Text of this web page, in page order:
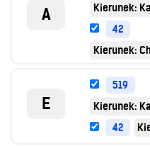
A
Kierunek:
42
Kierunek:
E
519
Kierunek:
42